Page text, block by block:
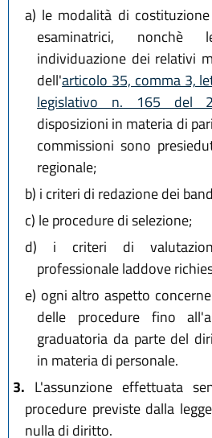
a) le modalità di
esaminatrici,
individuazione dei relativi
dell'articolo 35, comma 3,
legislativo n. 165 del
disposizioni in materia di
commissioni sono
regionale;
b) i criteri di redazione dei
c) le procedure di selezione;
d) i criteri di
professionale laddove
e) ogni altro aspetto
delle procedure fino
graduatoria da parte del
in materia di personale.
3. L'assunzione effettuata
procedure previste dalla
nulla di diritto.